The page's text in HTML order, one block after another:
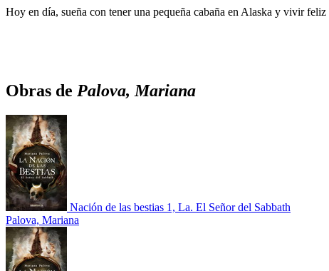
Hoy en día, sueña con tener una pequeña cabaña en Alaska y vivir
Obras de Palova, Mariana
Nación de las bestias 1, La. El Señor del Sabbath
Palova, Mariana